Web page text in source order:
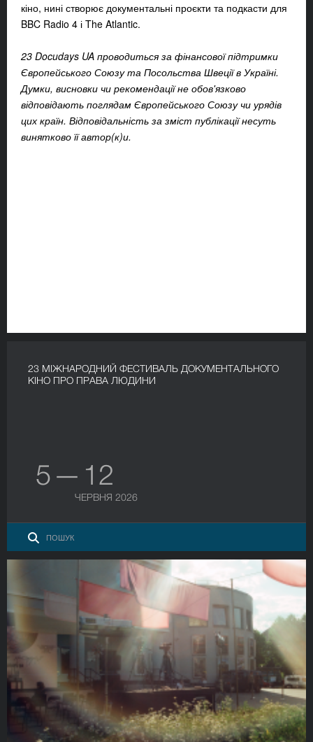
кіно, нині створює документальні проєкти та подкасти для
BBC Radio 4 і The Atlantic.
23 Docudays UA проводиться за фінансової підтримки
Європейського Союзу та Посольства Швеції в Україні.
Думки, висновки чи рекомендації не обов'язково
відповідають поглядам Європейського Союзу чи урядів
цих країн. Відповідальність за зміст публікації несуть
винятково її автор(к)и.
23 МІЖНАРОДНИЙ ФЕСТИВАЛЬ ДОКУМЕНТАЛЬНОГО
КІНО ПРО ПРАВА ЛЮДИНИ
5 — 12
ЧЕРВНЯ 2026